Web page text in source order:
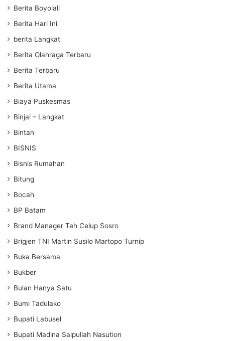
Berita Boyolali
Berita Hari Ini
berita Langkat
Berita Olahraga Terbaru
Berita Terbaru
Berita Utama
Biaya Puskesmas
Binjai – Langkat
Bintan
BISNIS
Bisnis Rumahan
Bitung
Bocah
BP Batam
Brand Manager Teh Celup Sosro
Brigjen TNI Martin Susilo Martopo Turnip
Buka Bersama
Bukber
Bulan Hanya Satu
Bumi Tadulako
Bupati Labusel
Bupati Madina Saipullah Nasution